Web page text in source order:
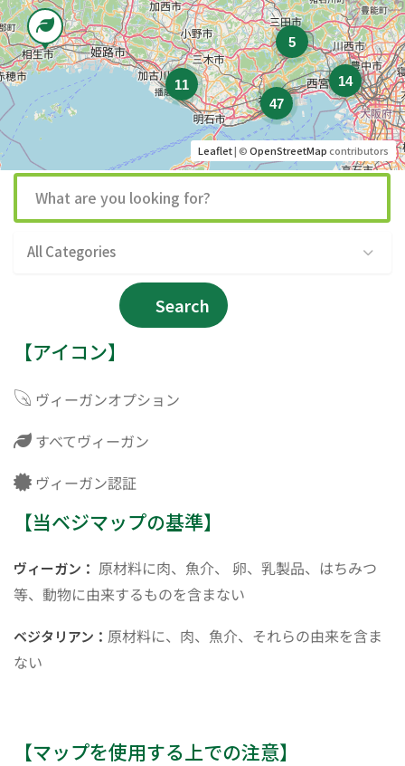
11
5
47
14
Leaflet| ©OpenStreetMapcontributors
All Categories
Search
【アイコン】
ヴィーガンオプション
すべてヴィーガン
ヴィーガン認証
【当ベジマップの基準】
ヴィーガン： 原材料に肉、魚介、 卵、乳製品、はちみつ
等、動物に由来するものを含まない
ベジタリアン： 原材料に、肉、魚介、それらの由来を含ま
ない
【マップを使用する上での注意】